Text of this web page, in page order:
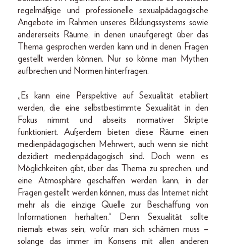
regelmäßige und professionelle sexualpädagogische
Angebote im Rahmen unseres Bildungssystems sowie
andererseits Räume, in denen unaufgeregt über das
Thema gesprochen werden kann und in denen Fragen
gestellt werden können. Nur so könne man Mythen
aufbrechen und Normen hinterfragen.
„Es kann eine Perspektive auf Sexualität etabliert
werden, die eine selbstbestimmte Sexualität in den
Fokus nimmt und abseits normativer Skripte
funktioniert. Außerdem bieten diese Räume einen
medienpädagogischen Mehrwert, auch wenn sie nicht
dezidiert medienpädagogisch sind. Doch wenn es
Möglichkeiten gibt, über das Thema zu sprechen, und
eine Atmosphäre geschaffen werden kann, in der
Fragen gestellt werden können, muss das Internet nicht
mehr als die einzige Quelle zur Beschaffung von
Informationen herhalten.“ Denn Sexualität sollte
niemals etwas sein, wofür man sich schämen muss –
solange das immer im Konsens mit allen anderen